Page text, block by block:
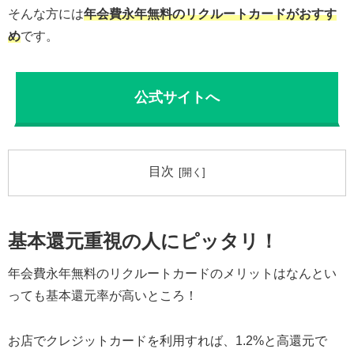
そんな方には年会費永年無料のリクルートカードがおすす
めです。
公式サイトへ
目次
基本還元重視の人にピッタリ！
年会費永年無料のリクルートカードのメリットはなんとい
っても基本還元率が高いところ！
お店でクレジットカードを利用すれば、1.2%と高還元で